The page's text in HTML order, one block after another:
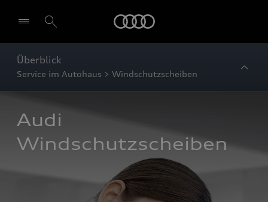
Überblick
Service im Autohaus > Windschutzscheiben
Audi
Windschutzscheiben